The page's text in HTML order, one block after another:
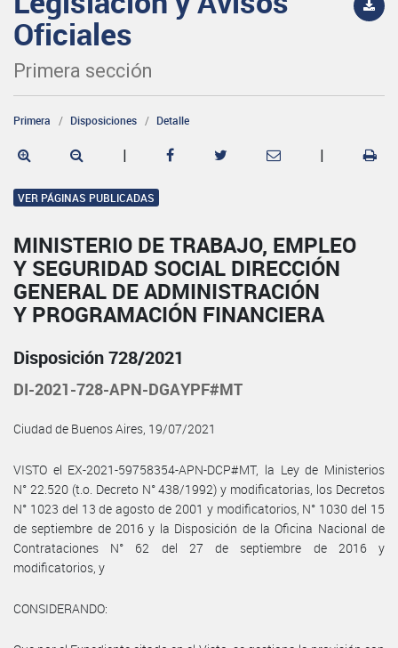
Oficiales
Primera sección
Primera Disposiciones Detalle
| |
VER PÁGINAS PUBLICADAS
MINISTERIO DE TRABAJO, EMPLEO
Y SEGURIDAD SOCIAL DIRECCIÓN
GENERAL DE ADMINISTRACIÓN
Y PROGRAMACIÓN FINANCIERA
Disposición 728/2021
DI-2021-728-APN-DGAYPF#MT
Ciudad de Buenos Aires, 19/07/2021
VISTO el EX-2021-59758354-APN-DCP#MT, la Ley de Ministerios
N° 22.520 (t.o. Decreto N° 438/1992) y modificatorias, los Decretos
N° 1023 del 13 de agosto de 2001 y modificatorios, N° 1030 del 15
de septiembre de 2016 y la Disposición de la Oficina Nacional de
Contrataciones N° 62 del 27 de septiembre de 2016 y
modificatorios, y
CONSIDERANDO: